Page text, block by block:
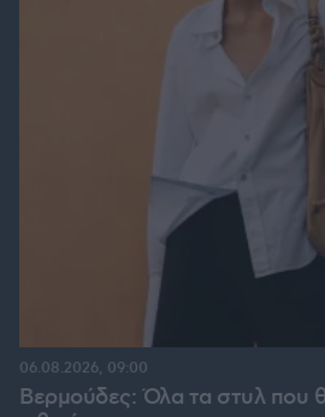
Βερμούδες: Όλα τα στυλ που
06.08.2026, 09:00